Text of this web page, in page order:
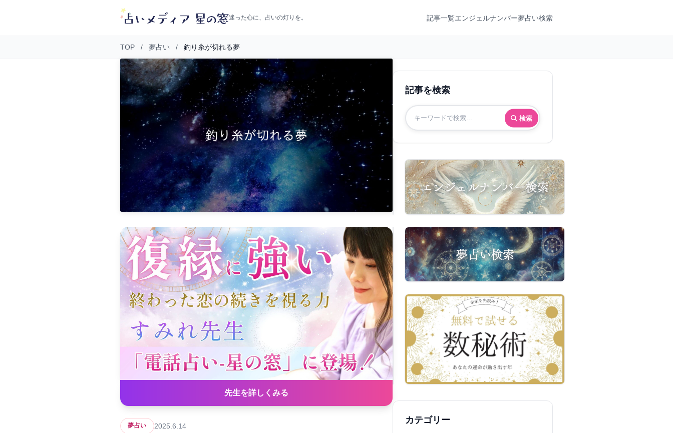
迷った心に、占いの灯りを。 記事一覧エンジェルナンバー夢占い検索
TOP / 夢占い / 釣り糸が切れる夢
先生を詳しくみる
夢占い 2025.6.14
記事を検索
検索
カテゴリー